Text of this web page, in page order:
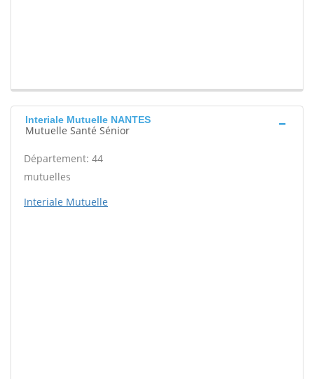
Interiale Mutuelle NANTES
Mutuelle Santé Sénior
Département: 44
mutuelles
Interiale Mutuelle